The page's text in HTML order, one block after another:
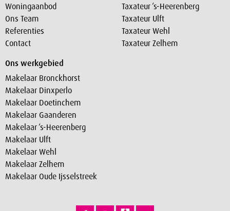
Woningaanbod
Ons Team
Referenties
Contact
Taxateur ‘s-Heerenberg
Taxateur Ulft
Taxateur Wehl
Taxateur Zelhem
Ons werkgebied
Makelaar Bronckhorst
Makelaar Dinxperlo
Makelaar Doetinchem
Makelaar Gaanderen
Makelaar ‘s-Heerenberg
Makelaar Ulft
Makelaar Wehl
Makelaar Zelhem
Makelaar Oude Ijsselstreek